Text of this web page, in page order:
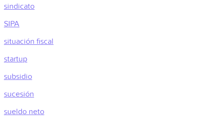
sindicato
SIPA
situación fiscal
startup
subsidio
sucesión
sueldo neto